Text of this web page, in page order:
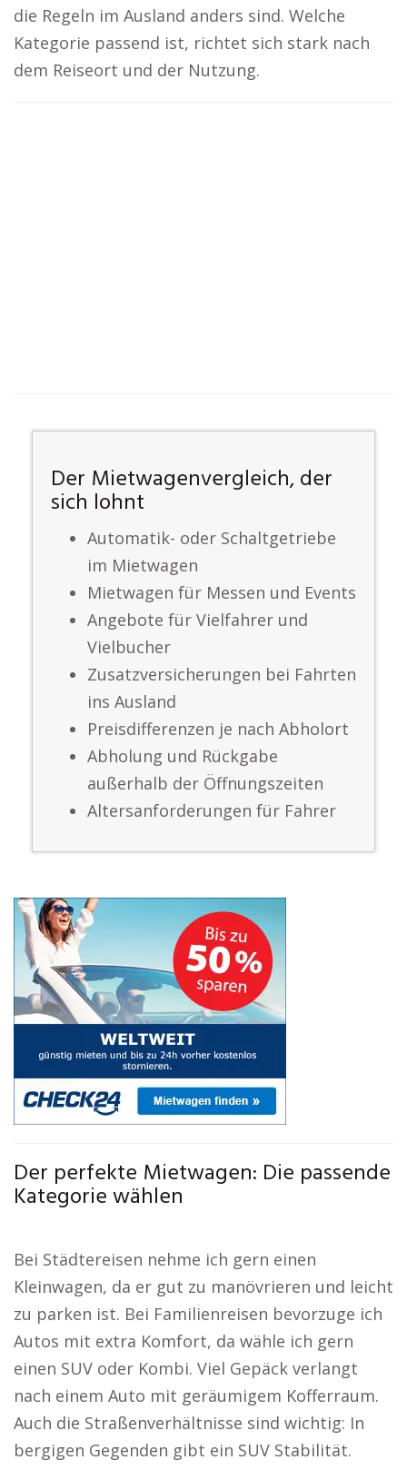
die Regeln im Ausland anders sind. Welche
Kategorie passend ist, richtet sich stark nach
dem Reiseort und der Nutzung.
Der Mietwagenvergleich, der
sich lohnt
Automatik- oder Schaltgetriebe
im Mietwagen
Mietwagen für Messen und Events
Angebote für Vielfahrer und
Vielbucher
Zusatzversicherungen bei Fahrten
ins Ausland
Preisdifferenzen je nach Abholort
Abholung und Rückgabe
außerhalb der Öffnungszeiten
Altersanforderungen für Fahrer
Der perfekte Mietwagen: Die passende
Kategorie wählen
Bei Städtereisen nehme ich gern einen
Kleinwagen, da er gut zu manövrieren und leicht
zu parken ist. Bei Familienreisen bevorzuge ich
Autos mit extra Komfort, da wähle ich gern
einen SUV oder Kombi. Viel Gepäck verlangt
nach einem Auto mit geräumigem Kofferraum.
Auch die Straßenverhältnisse sind wichtig: In
bergigen Gegenden gibt ein SUV Stabilität.